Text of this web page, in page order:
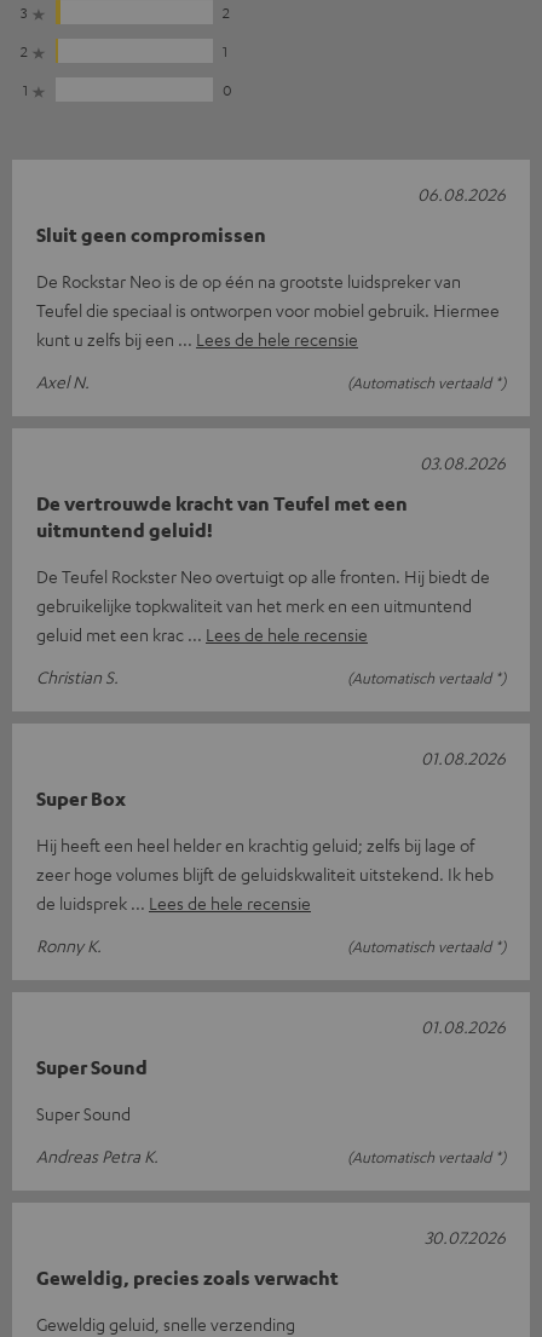
3
2
2
1
1
0
Sluit geen compromissen
De Rockstar Neo is de op één na grootste luidspreker van
Teufel die speciaal is ontworpen voor mobiel gebruik. Hiermee
kunt u zelfs bij een
Lees de hele recensie
Axel N.
(Automatisch vertaald *)
06.08.2026
De vertrouwde kracht van Teufel met een
uitmuntend geluid!
De Teufel Rockster Neo overtuigt op alle fronten. Hij biedt de
gebruikelijke topkwaliteit van het merk en een uitmuntend
geluid met een krac
Lees de hele recensie
Christian S.
(Automatisch vertaald *)
03.08.2026
Super Box
Hij heeft een heel helder en krachtig geluid; zelfs bij lage of
zeer hoge volumes blijft de geluidskwaliteit uitstekend. Ik heb
de luidsprek
Lees de hele recensie
Ronny K.
(Automatisch vertaald *)
01.08.2026
Super Sound
Super Sound
Andreas Petra K.
(Automatisch vertaald *)
01.08.2026
Geweldig, precies zoals verwacht
Geweldig geluid, snelle verzending
30.07.2026